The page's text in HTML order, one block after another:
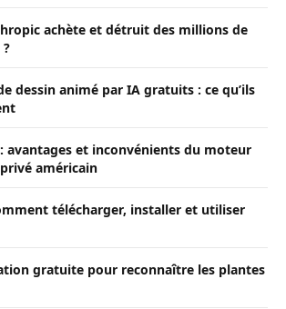
achète et détruit des millions de
dessin animé par IA gratuits : ce qu’ils
avantages et inconvénients du moteur
américain
télécharger, installer et utiliser
gratuite pour reconnaître les plantes